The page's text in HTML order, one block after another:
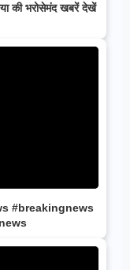
की भरोसेमंद खबरें देखें
#breakingnews